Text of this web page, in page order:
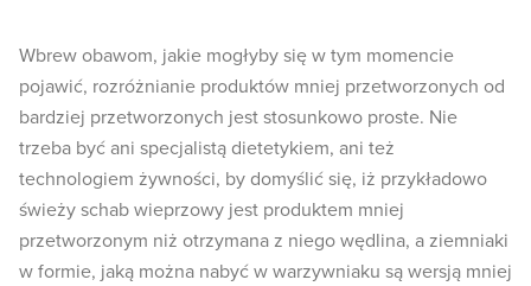
Wbrew obawom, jakie mogłyby się w tym momencie
pojawić, rozróżnianie produktów mniej przetworzonych od
bardziej przetworzonych jest stosunkowo proste. Nie
trzeba być ani specjalistą dietetykiem, ani też
technologiem żywności, by domyślić się, iż przykładowo
świeży schab wieprzowy jest produktem mniej
przetworzonym niż otrzymana z niego wędlina, a ziemniaki
w formie, jaką można nabyć w warzywniaku są wersją mniej